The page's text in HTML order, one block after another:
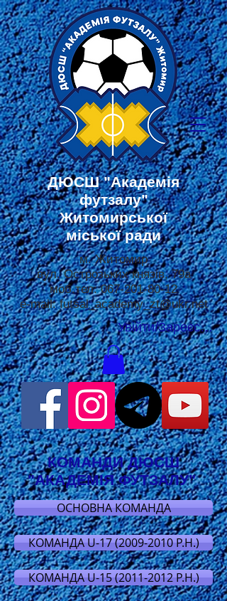
ДЮСШ"Академія
футзалу"
Житомирської
міської ради
Увійти/
м. Житомир
вул. Острозьких князів, 79а
моб.тел:067-201-80-12
e-mail:futsal_academy_zt@ukr.net
КОМАНДИ ДЮСШ
"АКАДЕМІЯ ФУТЗАЛУ"
ОСНОВНА КОМАНДА
КОМАНДА U-17 (2009-2010 Р.Н.)
КОМАНДА U-15 (2011-2012 Р.Н.)